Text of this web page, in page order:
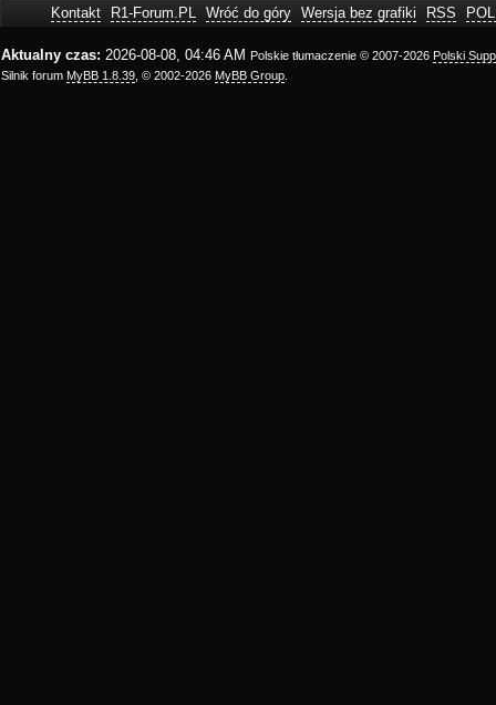
Kontakt R1-Forum.PL Wróć do góry Wersja bez grafiki RSS
Aktualny czas: 2026-08-08, 04:46 AM Polskie tłumaczenie © 2007-2026 Polski
Silnik forum MyBB 1.8.39 , © 2002-2026 MyBB Group